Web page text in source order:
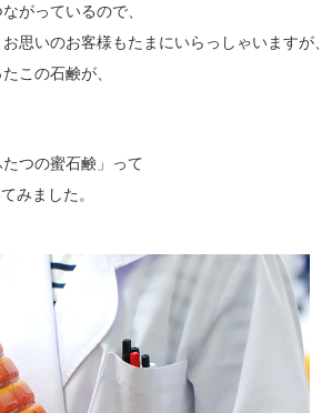
がっているので、
思いのお客様もたまにいらっしゃいますが、
この石鹸が、
つの蜜石鹸」って
みました。